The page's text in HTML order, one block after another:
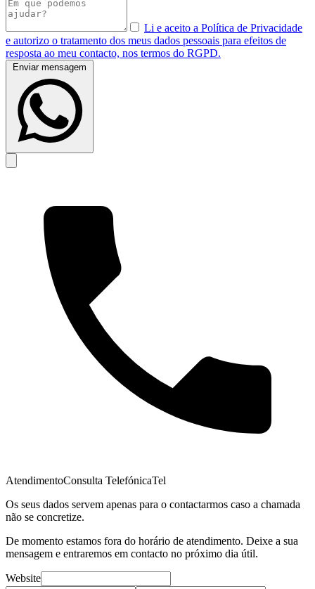
Li e aceito a Política de Privacidade
e autorizo o tratamento dos meus dados pessoais para efeitos de
resposta ao meu contacto, nos termos do RGPD.
AtendimentoConsulta TelefónicaTel
Os seus dados servem apenas para o contactarmos caso a chamada
não se concretize.
De momento estamos fora do horário de atendimento. Deixe a sua
mensagem e entraremos em contacto no próximo dia útil.
Website